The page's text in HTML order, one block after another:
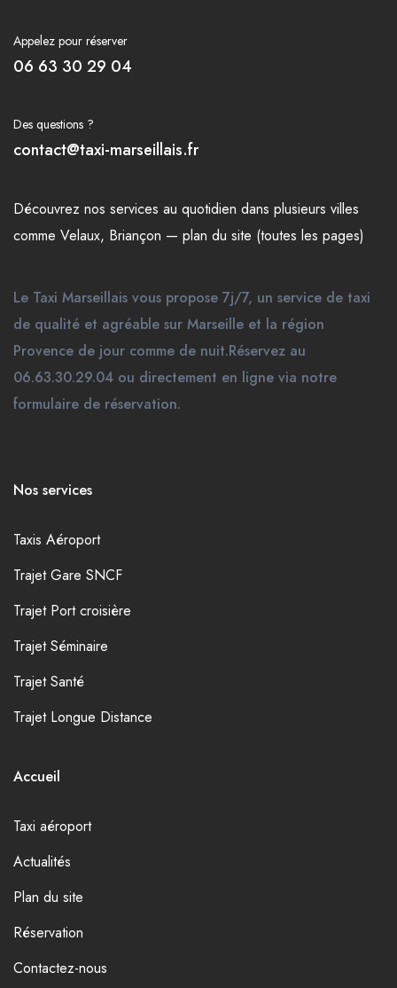
Appelez pour réserver
06 63 30 29 04
Des questions ?
contact@taxi-marseillais.fr
Découvrez nos services au quotidien dans plusieurs villes
comme Velaux, Briançon — plan du site (toutes les pages)
Le Taxi Marseillais vous propose 7j/7, un service de taxi
de qualité et agréable sur Marseille et la région
Provence de jour comme de nuit.Réservez au
06.63.30.29.04 ou directement en ligne via notre
formulaire de réservation.
Nos services
Taxis Aéroport
Trajet Gare SNCF
Trajet Port croisière
Trajet Séminaire
Trajet Santé
Trajet Longue Distance
Accueil
Taxi aéroport
Actualités
Plan du site
Réservation
Contactez-nous